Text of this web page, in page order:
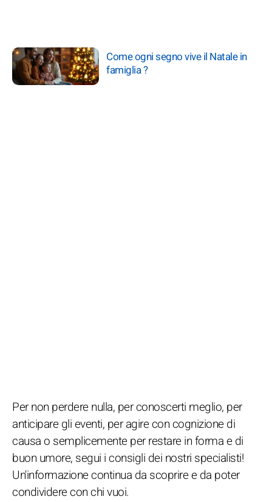
Come ogni segno vive il Natale in
famiglia ?
Per non perdere nulla, per conoscerti meglio, per
anticipare gli eventi, per agire con cognizione di
causa o semplicemente per restare in forma e di
buon umore, segui i consigli dei nostri specialisti!
Un'informazione continua da scoprire e da poter
condividere con chi vuoi.